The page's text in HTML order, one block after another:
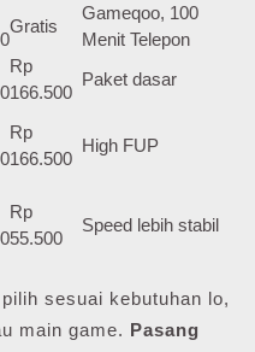
Gratis
Gameqoo, 100
Menit Telepon
Rp
166.500
Paket dasar
Rp
166.500
High FUP
Rp
55.500
Speed lebih stabil
sesuai kebutuhan lo,
main game. Pasang